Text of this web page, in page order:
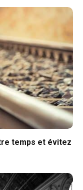
temps et évitez